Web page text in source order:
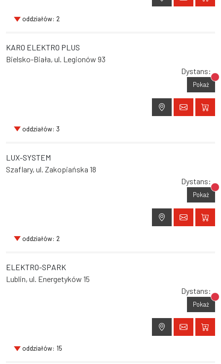
oddziałów: 2
KARO ELEKTRO PLUS
Bielsko-Biała, ul. Legionów 93
Dystans:
Pokaż
oddziałów: 3
LUX-SYSTEM
Szaflary, ul. Zakopiańska 18
Dystans:
Pokaż
oddziałów: 2
ELEKTRO-SPARK
Lublin, ul. Energetyków 15
Dystans:
Pokaż
oddziałów: 15